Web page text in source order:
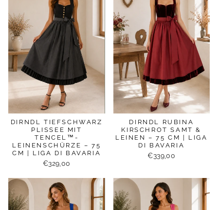
DIRNDL TIEFSCHWARZ
PLISSEE MIT
TENCEL™-
LEINENSCHÜRZE – 75
CM | LIGA DI BAVARIA
€329,00
DIRNDL RUBINA
KIRSCHROT SAMT &
LEINEN – 75 CM | LIGA
DI BAVARIA
€339,00